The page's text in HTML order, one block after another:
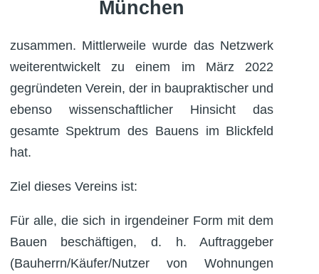
München
zusammen. Mittlerweile wurde das Netzwerk
weiterentwickelt zu einem im März 2022
gegründeten Verein, der in baupraktischer und
ebenso wissenschaftlicher Hinsicht das
gesamte Spektrum des Bauens im Blickfeld
hat.
Ziel dieses Vereins ist:
Für alle, die sich in irgendeiner Form mit dem
Bauen beschäftigen, d. h. Auftraggeber
(Bauherrn/Käufer/Nutzer von Wohnungen